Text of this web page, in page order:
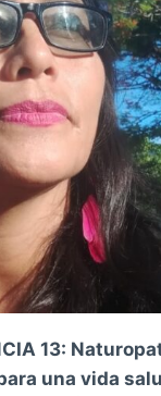
13:
una vida